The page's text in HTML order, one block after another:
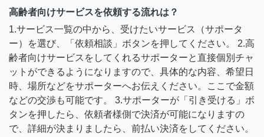
高齢者向けサービスを依頼する流れは？
1.サービス一覧の中から、受けたいサービス（サポータ
ー）を選び、「依頼相談」ボタンを押してください。 2.高
齢者向けサービスをしてくれるサポーターと直接個別チャ
ットができるようになりますので、具体的な内容、希望日
時、場所などをサポーターへお伝えください。ここで金額
などの交渉も可能です。 3.サポーターが「引き受ける」ボ
タンを押したら、依頼者様側で決済が可能になりますの
で、詳細が決まりましたら、前払い決済をしてください。